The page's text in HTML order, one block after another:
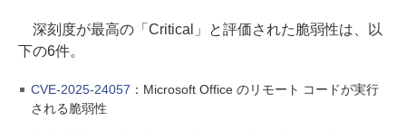
深刻度が最高の「Critical」と評価された脆弱性は、以
下の6件。
CVE-2025-24057 ：Microsoft Office のリモート コードが実行
される脆弱性